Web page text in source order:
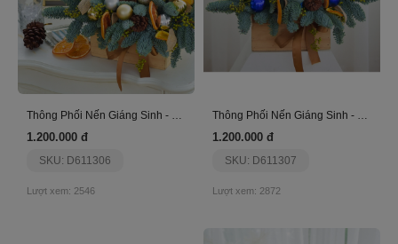
Thông Phối Nến Giáng Sinh - Nến Trắng
1.200.000 đ
SKU: D611306
Lượt xem: 2546
Thông Phối Nến Giáng Sinh - Nến Trắng - Xanh
1.200.000 đ
SKU: D611307
Lượt xem: 2872